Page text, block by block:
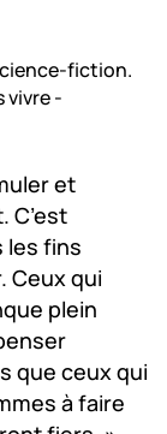
fiction.
vivre -
et
C’est
les fins
Ceux qui
plein
que ceux qui
à faire